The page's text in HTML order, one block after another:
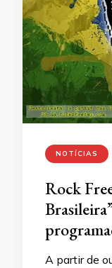
NOTÍCIAS
Rock
A partir de